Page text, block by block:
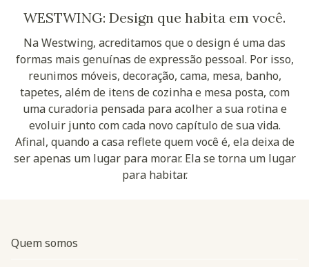
WESTWING: Design que habita em você.
Na Westwing, acreditamos que o design é uma das
formas mais genuínas de expressão pessoal. Por isso,
reunimos móveis, decoração, cama, mesa, banho,
tapetes, além de itens de cozinha e mesa posta, com
uma curadoria pensada para acolher a sua rotina e
evoluir junto com cada novo capítulo de sua vida.
Afinal, quando a casa reflete quem você é, ela deixa de
ser apenas um lugar para morar. Ela se torna um lugar
para habitar.
Quem somos